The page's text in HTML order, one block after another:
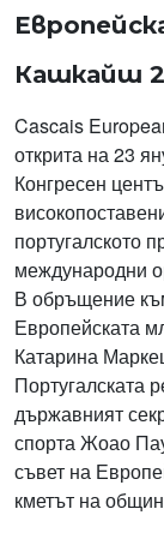
Кашкайш
Cascais
открита на 23
Конгресен
португалското
международни
В обръщение
Европейската
Катарина
Португалската
държавният
спорта Жоао
съвет на
кметът на